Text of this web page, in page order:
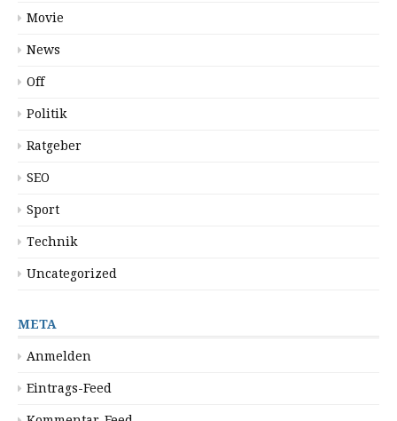
Movie
News
Off
Politik
Ratgeber
SEO
Sport
Technik
Uncategorized
META
Anmelden
Eintrags-Feed